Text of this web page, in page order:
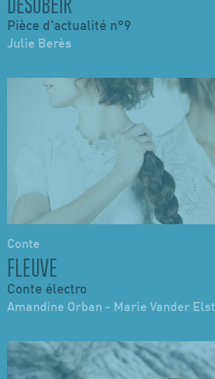
DÉSOBÉIR
Pièce d'actualité n°9
Julie Berès
Conte
FLEUVE
Conte électro
Amandine Orban - Marie Vander Elst